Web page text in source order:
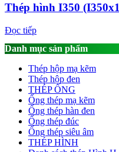
Thép hình I350
Đọc tiếp
Danh mục sản phẩm
Thép hộp mạ kẽm
Thép hộp đen
THÉP ỐNG
Ống thép mạ kẽm
Ống thép hàn đen
Ống thép đúc
Ống thép siêu âm
THÉP HÌNH